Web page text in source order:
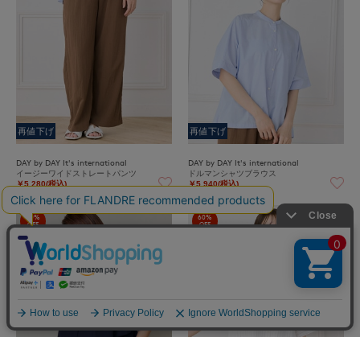
再値下げ
DAY by DAY It's international
イージーワイドストレートパンツ
￥5,280(税込)
再値下げ
DAY by DAY It's international
ドルマンシャツブラウス
￥5,940(税込)
60%
OFF
60%
OFF